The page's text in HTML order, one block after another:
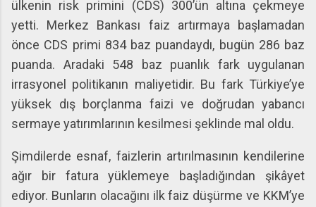
ülkenin risk primini (CDS) 300’ün altına çekmeye
yetti. Merkez Bankası faiz artırmaya başlamadan
önce CDS primi 834 baz puandaydı, bugün 286 baz
puanda. Aradaki 548 baz puanlık fark uygulanan
irrasyonel politikanın maliyetidir. Bu fark Türkiye’ye
yüksek dış borçlanma faizi ve doğrudan yabancı
sermaye yatırımlarının kesilmesi şeklinde mal oldu.
Şimdilerde esnaf, faizlerin artırılmasının kendilerine
ağır bir fatura yüklemeye başladığından şikâyet
ediyor. Bunların olacağını ilk faiz düşürme ve KKM’ye